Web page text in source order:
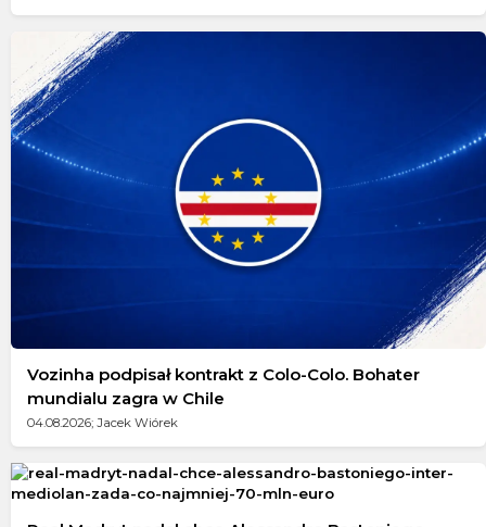
Vozinha podpisał kontrakt z Colo-Colo. Bohater
mundialu zagra w Chile
04.08.2026; Jacek Wiórek